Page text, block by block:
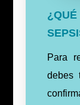
Para
debes